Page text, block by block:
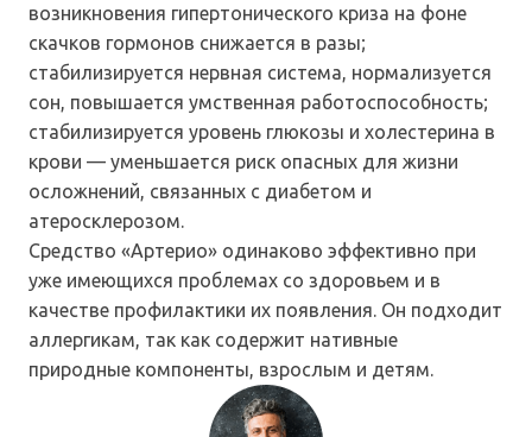
возникновения гипертонического криза на фоне
скачков гормонов снижается в разы;
стабилизируется нервная система, нормализуется
сон, повышается умственная работоспособность;
стабилизируется уровень глюкозы и холестерина в
крови — уменьшается риск опасных для жизни
осложнений, связанных с диабетом и
атеросклерозом.
Средство «Артерио» одинаково эффективно при
уже имеющихся проблемах со здоровьем и в
качестве профилактики их появления. Он подходит
аллергикам, так как содержит нативные
природные компоненты, взрослым и детям.